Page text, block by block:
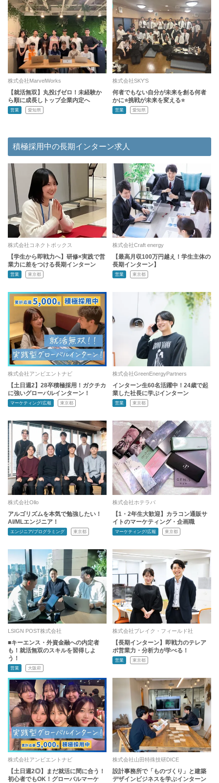
株式会社MarvelWorks
【就活無双】丸投げゼロ！未経験か
ら順に成長しトップ企業内定へ
営業 愛知県
株式会社SKY’S
何者でもない自分が未来を創る何者
かに⭐️挑戦が未来を変える⭐️
営業 愛知県
積極採用中の長期インターン求人
株式会社コネクトボックス
【学生から即戦力へ】研修×実践で営
業力に差をつける長期インターン
営業 東京都
株式会社Craft energy
【最高月収100万円越え！学生主体の
長期インターン】
営業 東京都
株式会社アンビエントナビ
【土日週2】28卒積極採用！ガクチカ
に強いグローバルインターン！
マーケティング/広報 東京都
株式会社GreenEnergyPartners
インターン生60名活躍中！24歳で起
業した社長に学ぶインターン
営業 東京都
株式会社Ollo
アルゴリズムを本気で勉強したい！
AI/MLエンジニア！
エンジニア/プログラミング 東京都
株式会社ホテラバ
【1・2年生大歓迎】カラコン通販サ
イトのマーケティング・企画職
マーケティング/広報 東京都
LSIGN POST株式会社
■キーエンス・外資金融への内定者
も！就活無双のスキルを習得しよ
う！
営業 大阪府
株式会社ブレイク・フィールド社
【長期インターン】即戦力のテレア
ポ営業力・分析力が学べる！
営業 東京都
株式会社アンビエントナビ
【土日週2◎】まだ就活に間に合う！
初心者でもOK！グローバルマーケ
株式会社山田特殊技研DICE
設計事務所で「ものづくり」と建築
デザインビジネスを学ぶインターン